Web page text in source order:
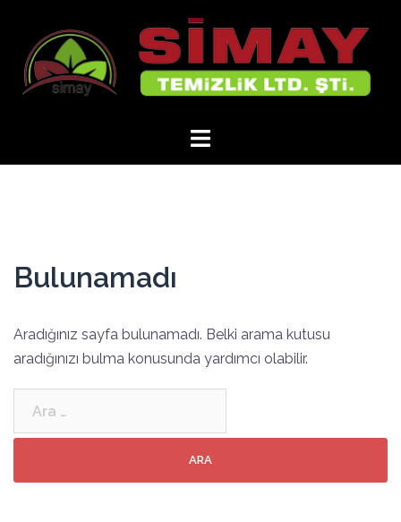
Bulunamadı
Aradığınız sayfa bulunamadı. Belki arama kutusu
aradığınızı bulma konusunda yardımcı olabilir.